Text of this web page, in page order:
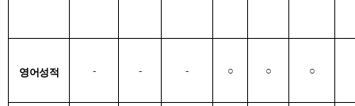
영어성적 - - - ○ ○ ○